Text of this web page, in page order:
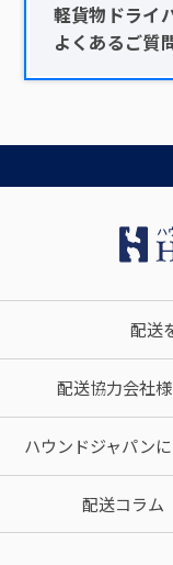
軽貨物ドライ
よくあるご質
配送
配送協力会社
ハウンドジャパン
配送コラム